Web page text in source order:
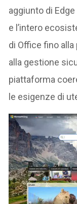
aggiunto di
e l’intero
di Office fino
alla gestione
piattaforma
le esigenze di